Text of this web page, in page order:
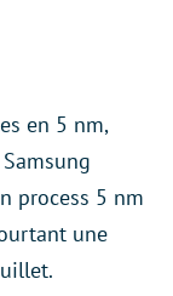
en 5 nm,
process 5 nm
une